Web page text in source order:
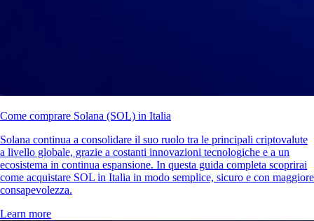
Come comprare Solana (SOL) in Italia
Solana continua a consolidare il suo ruolo tra le principali criptovalute
a livello globale, grazie a costanti innovazioni tecnologiche e a un
ecosistema in continua espansione. In questa guida completa scoprirai
come acquistare SOL in Italia in modo semplice, sicuro e con maggiore
consapevolezza.
Learn more